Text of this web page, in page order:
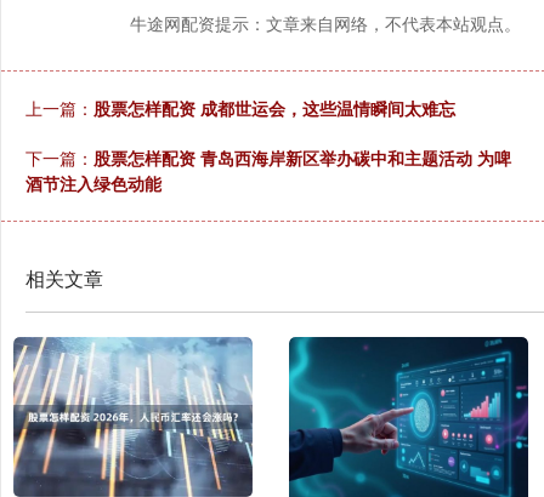
牛途网配资提示：文章来自网络，不代表本站观点。
上一篇： 股票怎样配资 成都世运会，这些温情瞬间太难忘
下一篇： 股票怎样配资 青岛西海岸新区举办碳中和主题活动 为啤
酒节注入绿色动能
相关文章